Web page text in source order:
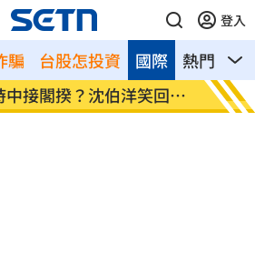
登入
騙 台股怎投資 熱門 影
國際
接閣揆？沈伯洋笑回這
前女
票